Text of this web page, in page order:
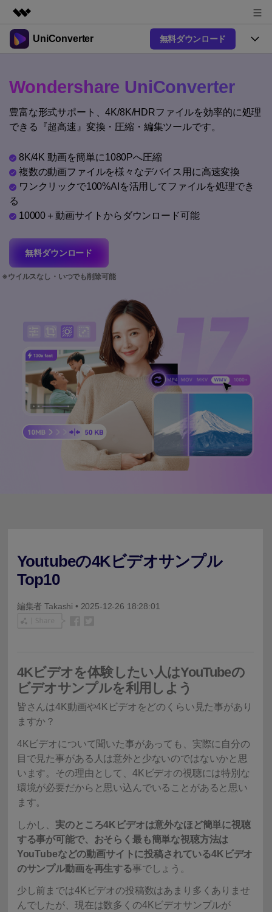
製品
ユーティリティ
概要
ソリューション
プラン＆価格
サポート
UniConverter 無料ダウンロード
UniConverter-動画変換ソフト
UniConverter Windows版
音声をテキストに
確かつ便利にテキストに変換
New
【簡単】複数の動画ファイルを
Hot
オンラインツール
オンライン動画圧縮ツール
動画・画像の無料圧縮
オンライン動画変換ツール
動画・音声・画像の無料変換
Hot
Ver17へアップグレード
使い方&コツ
操作ガイド
特集ページ
サポート
サポートセンター
バージョン履歴
search
Wondershare UniConverter
豊富な形式サポート、4K/8K/HDRファイルを効率的に処理
できる『超高速』変換・圧縮・編集ツールです。
8K/4K 動画を簡単に1080Pへ圧縮
複数の動画ファイルを様々なデバイス用に高速変換
ワンクリックで100%AIを活用してファイルを処理でき
る
10000＋動画サイトからダウンロード可能
無料ダウンロード
Youtubeの4Kビデオサンプル
Top10
編集者 Takashi • 2025-12-26 18:28:01
4Kビデオを体験したい人はYouTubeの
ビデオサンプルを利用しよう
皆さんは4K動画や4Kビデオをどのくらい見た事があり
ますか？
4Kビデオについて聞いた事があっても、実際に自分の
目で見た事がある人は意外と少ないのではないかと思
います。その理由として、4Kビデオの視聴には特別な
環境が必要だからと思い込んでいることがあると思い
ます。
しかし、 実のところ4Kビデオは意外なほど簡単に視聴
する事が可能で、おそらく最も簡単な視聴方法は
YouTubeなどの動画サイトに投稿されている4Kビデオ
のサンプル動画を再生する事でしょう。
少し前までは4Kビデオの投稿数はあまり多くありませ
んでしたが、現在は数多くの4Kビデオサンプルが